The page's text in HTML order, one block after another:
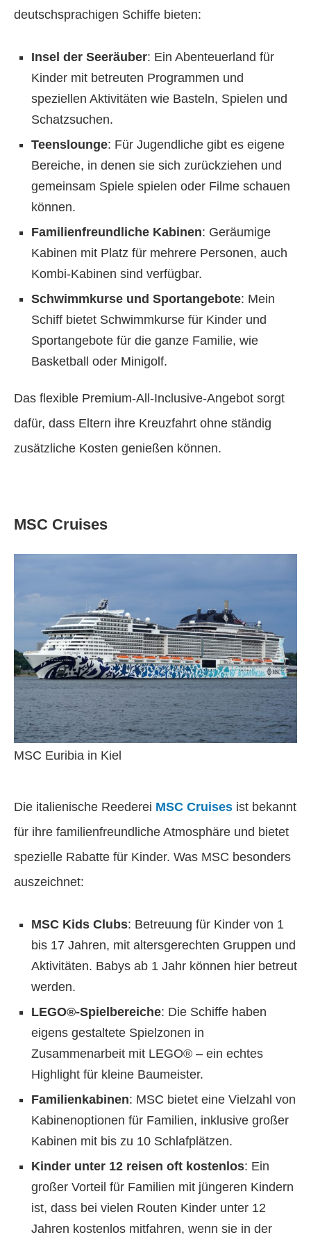
deutschsprachigen Schiffe bieten:
Insel der Seeräuber: Ein Abenteuerland für
Kinder mit betreuten Programmen und
speziellen Aktivitäten wie Basteln, Spielen und
Schatzsuchen.
Teenslounge: Für Jugendliche gibt es eigene
Bereiche, in denen sie sich zurückziehen und
gemeinsam Spiele spielen oder Filme schauen
können.
Familienfreundliche Kabinen: Geräumige
Kabinen mit Platz für mehrere Personen, auch
Kombi-Kabinen sind verfügbar.
Schwimmkurse und Sportangebote: Mein
Schiff bietet Schwimmkurse für Kinder und
Sportangebote für die ganze Familie, wie
Basketball oder Minigolf.
Das flexible Premium-All-Inclusive-Angebot sorgt
dafür, dass Eltern ihre Kreuzfahrt ohne ständig
zusätzliche Kosten genießen können.
MSC Cruises
MSC Euribia in Kiel
Die italienische Reederei MSC Cruises ist bekannt
für ihre familienfreundliche Atmosphäre und bietet
spezielle Rabatte für Kinder. Was MSC besonders
auszeichnet:
MSC Kids Clubs: Betreuung für Kinder von 1
bis 17 Jahren, mit altersgerechten Gruppen und
Aktivitäten. Babys ab 1 Jahr können hier betreut
werden.
LEGO®-Spielbereiche: Die Schiffe haben
eigens gestaltete Spielzonen in
Zusammenarbeit mit LEGO® – ein echtes
Highlight für kleine Baumeister.
Familienkabinen: MSC bietet eine Vielzahl von
Kabinenoptionen für Familien, inklusive großer
Kabinen mit bis zu 10 Schlafplätzen.
Kinder unter 12 reisen oft kostenlos: Ein
großer Vorteil für Familien mit jüngeren Kindern
ist, dass bei vielen Routen Kinder unter 12
Jahren kostenlos mitfahren, wenn sie in der